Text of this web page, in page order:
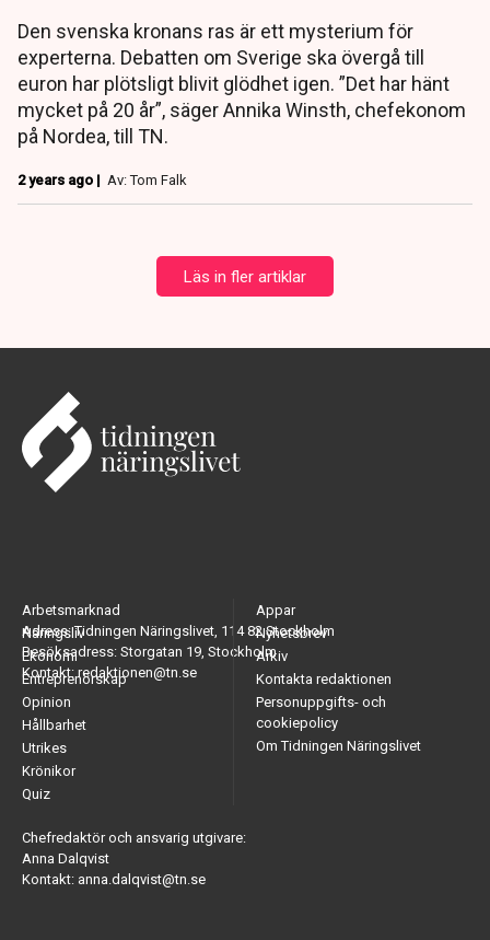
Den svenska kronans ras är ett mysterium för
experterna. Debatten om Sverige ska övergå till
euron har plötsligt blivit glödhet igen. ”Det har hänt
mycket på 20 år”, säger Annika Winsth, chefekonom
på Nordea, till TN.
2 years ago | Av: Tom Falk
Läs in fler artiklar
Adress: Tidningen Näringslivet, 114 82 Stockholm
Besöksadress: Storgatan 19, Stockholm
Kontakt: redaktionen@tn.se
Arbetsmarknad
Näringsliv
Ekonomi
Entreprenörskap
Opinion
Hållbarhet
Utrikes
Krönikor
Quiz
Appar
Nyhetsbrev
Arkiv
Kontakta redaktionen
Personuppgifts- och
cookiepolicy
Om Tidningen Näringslivet
Chefredaktör och ansvarig utgivare:
Anna Dalqvist
Kontakt: anna.dalqvist@tn.se